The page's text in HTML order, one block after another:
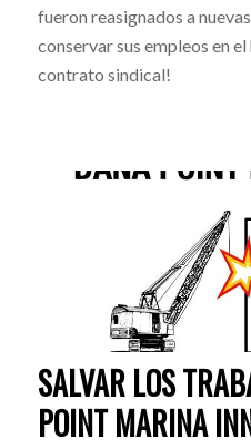
fueron reasignados a
conservar sus empleos en
contrato sindical!
SALVAR LOS
POINT MARINA